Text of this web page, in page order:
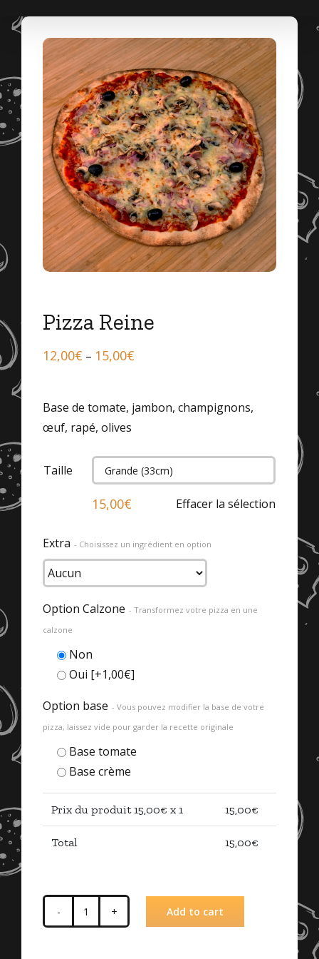
Pizza Reine
12,00€ – 15,00€
Base de tomate, jambon, champignons,
œuf, rapé, olives
Taille
15,00€ Effacer la sélection
Extra - Choisissez un ingrédient en option
Option Calzone - Transformez votre pizza en une
calzone
Non
Oui [+1,00€]
Option base - Vous pouvez modifier la base de votre
pizza, laissez vide pour garder la recette originale
Base tomate
Base crème
Prix du produit15,00€ x 1 15,00€
Total 15,00€
Pizza
Add to cart